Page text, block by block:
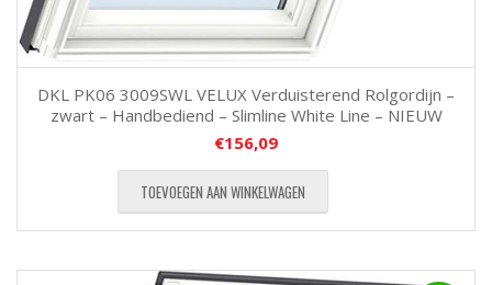
DKL PK06 3009SWL VELUX Verduisterend Rolgordijn –
zwart – Handbediend – Slimline White Line – NIEUW
€156,09
TOEVOEGEN AAN WINKELWAGEN